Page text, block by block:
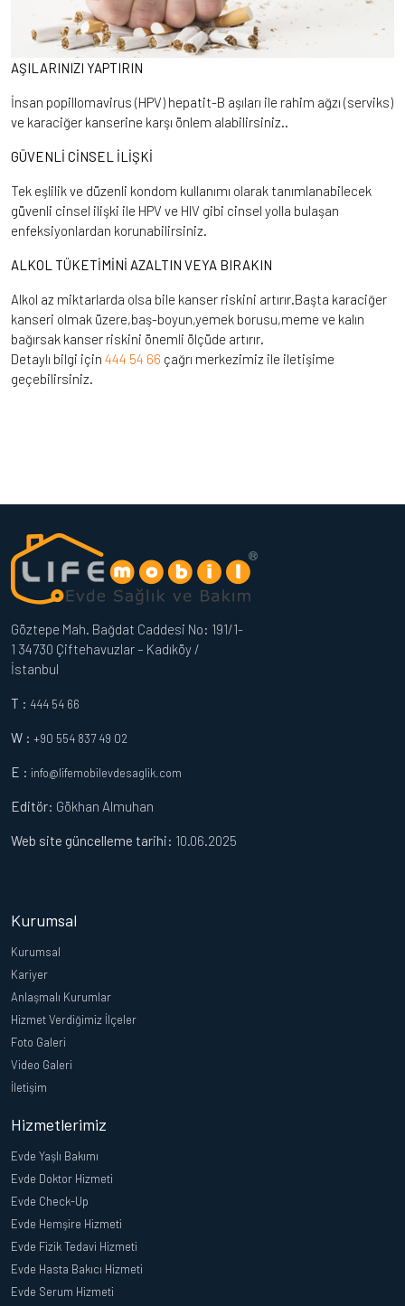
AŞILARINIZI YAPTIRIN
İnsan popillomavirus (HPV) hepatit-B aşıları ile rahim ağzı (serviks)
ve karaciğer kanserine karşı önlem alabilirsiniz..
GÜVENLİ CİNSEL İLİŞKİ
Tek eşlilik ve düzenli kondom kullanımı olarak tanımlanabilecek
güvenli cinsel ilişki ile HPV ve HIV gibi cinsel yolla bulaşan
enfeksiyonlardan korunabilirsiniz.
ALKOL TÜKETİMİNİ AZALTIN VEYA BIRAKIN
Alkol az miktarlarda olsa bile kanser riskini artırır.Başta karaciğer
kanseri olmak üzere,baş-boyun,yemek borusu,meme ve kalın
bağırsak kanser riskini önemli ölçüde artırır.
Detaylı bilgi için 444 54 66 çağrı merkezimiz ile iletişime
geçebilirsiniz.
Göztepe Mah. Bağdat Caddesi No: 191/1-
1 34730 Çiftehavuzlar – Kadıköy /
İstanbul
T : 444 54 66
W : +90 554 837 49 02
E : info@lifemobilevdesaglik.com
Editör: Gökhan Almuhan
Web site güncelleme tarihi: 10.06.2025
Kurumsal
Kurumsal
Kariyer
Anlaşmalı Kurumlar
Hizmet Verdiğimiz İlçeler
Foto Galeri
Video Galeri
İletişim
Hizmetlerimiz
Evde Yaşlı Bakımı
Evde Doktor Hizmeti
Evde Check-Up
Evde Hemşire Hizmeti
Evde Fizik Tedavi Hizmeti
Evde Hasta Bakıcı Hizmeti
Evde Serum Hizmeti